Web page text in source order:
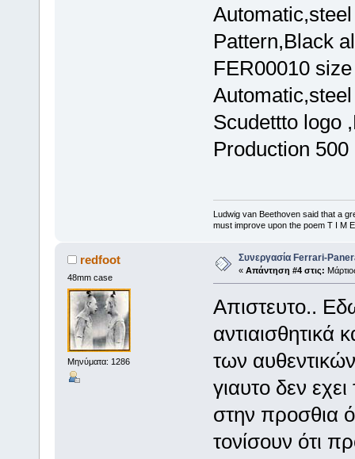
Pattern,Black
FER00010
Scudettto logo
Production 500
Ludwig van Beethoven said that a
must improve upon the poem T I M
redfoot
48mm case
Μηνύματα: 1286
Συνεργασία Ferrari-
« Απάντηση #4 στις:
Απιστευτο..
των
γιαυτο δεν
στην προσθια
τονίσουν ότι